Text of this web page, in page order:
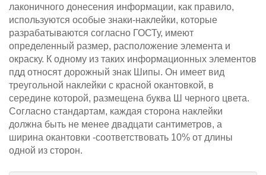
лаконичного донесения информации, как правило,
используются особые знаки-наклейки, которые
разрабатываются согласно ГОСТу, имеют
определенный размер, расположение элемента и
окраску. К одному из таких информационных элементов
пдд относят дорожный знак Шипы. Он имеет вид
треугольной наклейки с красной окантовкой, в
середине которой, размещена буква Ш черного цвета.
Согласно стандартам, каждая сторона наклейки
должна быть не менее двадцати сантиметров, а
ширина окантовки -соответствовать 10% от длины
одной из сторон.